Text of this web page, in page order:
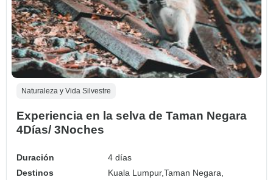
Naturaleza y Vida Silvestre
Experiencia en la selva de Taman Negara
4Días/ 3Noches
Duración
4 días
Destinos
Kuala Lumpur,Taman Negara,